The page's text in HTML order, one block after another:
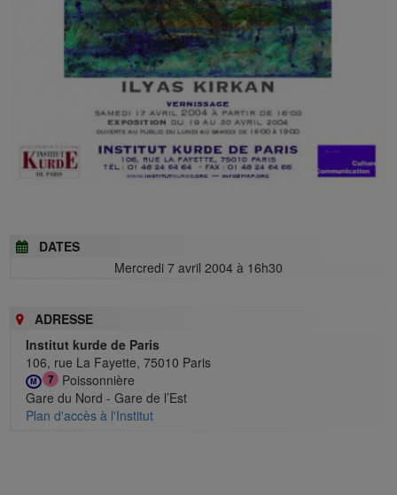
DATES
Mercredi 7 avril 2004 à 16h30
ADRESSE
Institut kurde de Paris
106, rue La Fayette, 75010 Paris
M 7
Poissonnière
Gare du Nord - Gare de l’Est
Plan d'accès à l'Institut